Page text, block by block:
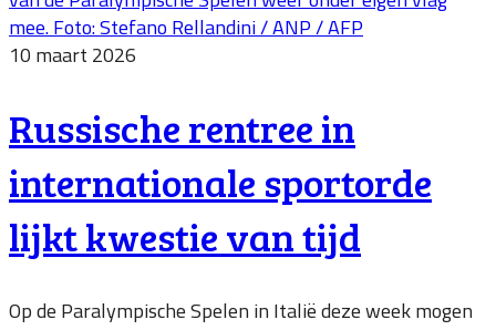
10 maart 2026
Russische rentree in
internationale sportorde
lijkt kwestie van tijd
Op de Paralympische Spelen in Italië deze week mogen